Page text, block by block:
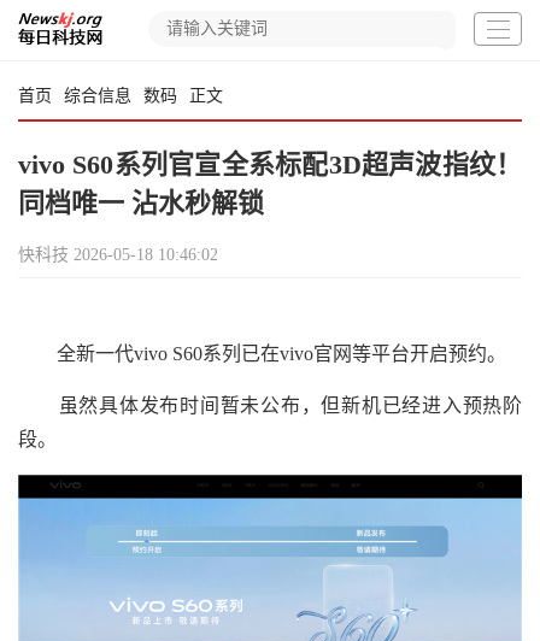
首页 综合信息 数码 正文
vivo S60系列官宣全系标配3D超声波指纹！
同档唯一 沾水秒解锁
快科技 2026-05-18 10:46:02
全新一代vivo S60系列已在vivo官网等平台开启预约。
虽然具体发布时间暂未公布，但新机已经进入预热阶
段。